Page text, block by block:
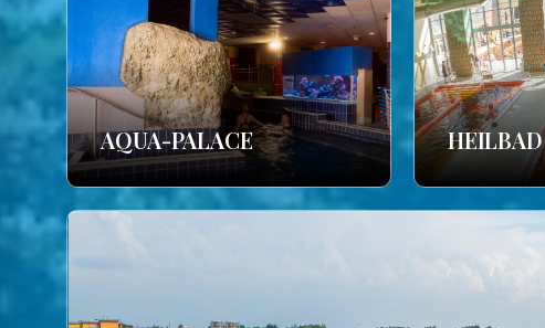
AQUA-PALACE HEILBAD